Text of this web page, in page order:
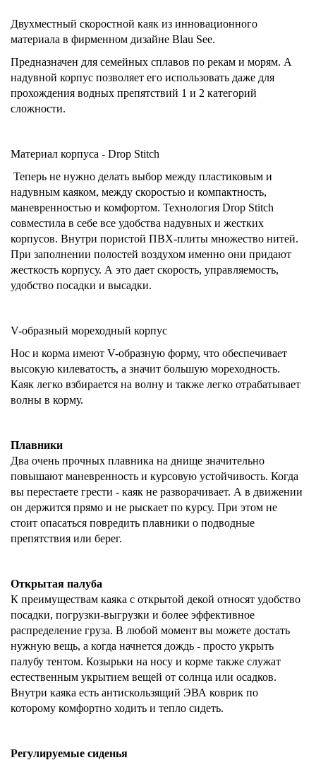
Двухместный скоростной каяк из инновационного
материала в фирменном дизайне Blau See.
Предназначен для семейных сплавов по рекам и морям. А
надувной корпус позволяет его использовать даже для
прохождения водных препятствий 1 и 2 категорий
сложности.
Материал корпуса - Drop Stitch
Теперь не нужно делать выбор между пластиковым и
надувным каяком, между скоростью и компактность,
маневренностью и комфортом. Технология Drop Stitch
совместила в себе все удобства надувных и жестких
корпусов. Внутри пористой ПВХ-плиты множество нитей.
При заполнении полостей воздухом именно они придают
жесткость корпусу. А это дает скорость, управляемость,
удобство посадки и высадки.
V-образный мореходный корпус
Нос и корма имеют V-образную форму, что обеспечивает
высокую килеватость, а значит большую мореходность.
Каяк легко взбирается на волну и также легко отрабатывает
волны в корму.
Плавники
Два очень прочных плавника на днище значительно
повышают маневренность и курсовую устойчивость. Когда
вы перестаете грести - каяк не разворачивает. А в движении
он держится прямо и не рыскает по курсу. При этом не
стоит опасаться повредить плавники о подводные
препятствия или берег.
Открытая палуба
К преимуществам каяка с открытой декой относят удобство
посадки, погрузки-выгрузки и более эффективное
распределение груза. В любой момент вы можете достать
нужную вещь, а когда начнется дождь - просто укрыть
палубу тентом. Козырьки на носу и корме также служат
естественным укрытием вещей от солнца или осадков.
Внутри каяка есть антискользящий ЭВА коврик по
которому комфортно ходить и тепло сидеть.
Регулируемые сиденья